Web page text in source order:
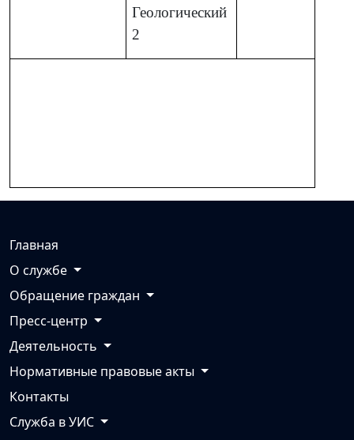
Геологический
2
Главная
О службе
Обращение граждан
Пресс-центр
Деятельность
Нормативные правовые акты
Контакты
Служба в УИС